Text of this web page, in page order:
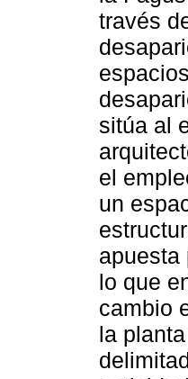
través
sitúa al
el
un
apuesta
lo que
cambio
la